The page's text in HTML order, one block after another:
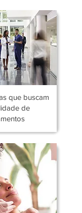
que buscam
de